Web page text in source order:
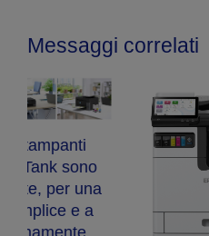
Messaggi correlati